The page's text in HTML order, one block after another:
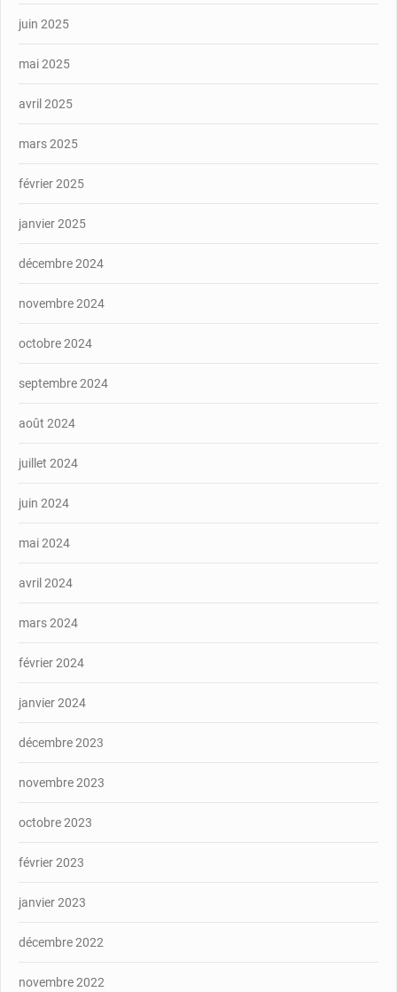
juin 2025
mai 2025
avril 2025
mars 2025
février 2025
janvier 2025
décembre 2024
novembre 2024
octobre 2024
septembre 2024
août 2024
juillet 2024
juin 2024
mai 2024
avril 2024
mars 2024
février 2024
janvier 2024
décembre 2023
novembre 2023
octobre 2023
février 2023
janvier 2023
décembre 2022
novembre 2022